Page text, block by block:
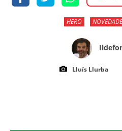
HERO
Lluís Llurba